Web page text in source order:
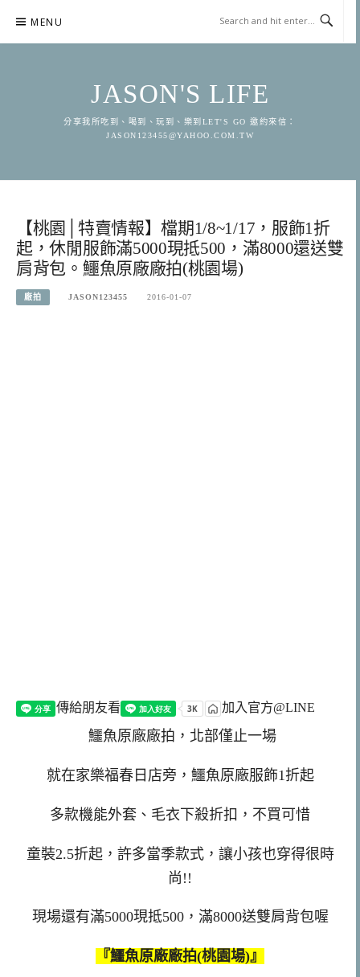
content
MENU
JASON'S LIFE
分享我所吃到、喝到、玩到、樂到LET'S GO 邀約來信：
JASON123455@YAHOO.COM.TW
【桃園│特賣情報】檔期1/8~1/17，服飾1折
起，休閒服飾滿5000現抵500，滿8000還送雙
肩背包。鱷魚原廠廠拍(桃園場)
廠拍 JASON123455 2016-01-07
傳給朋友看 加入官方@LINE
鱷魚原廠廠拍，北部僅止一場
就在家樂福春日店旁，鱷魚原廠服飾1折起
多款機能外套、毛衣下殺折扣，不買可惜
童裝2.5折起，許多當季款式，讓小孩也穿得很時
尚!!
現場還有滿5000現抵500，滿8000送雙肩背包喔
『鱷魚原廠廠拍(桃園場)』